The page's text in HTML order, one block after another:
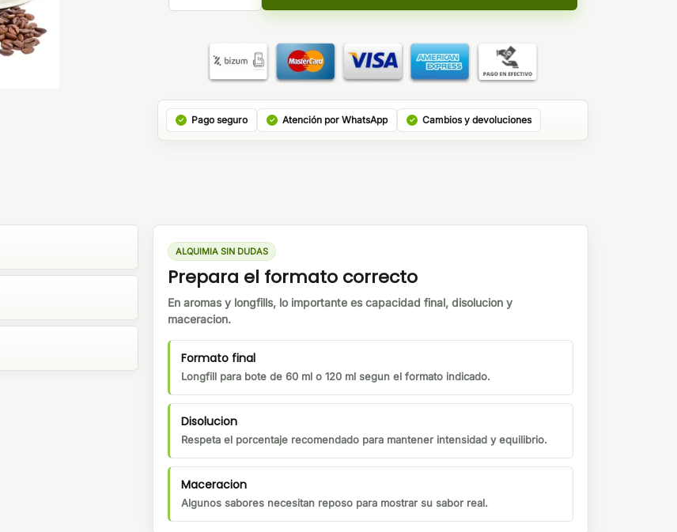
Pago seguro Atención por WhatsApp Cambios y devoluciones
ALQUIMIA SIN DUDAS
Prepara el formato correcto
En aromas y longfills, lo importante es capacidad final, disolucion y
maceracion.
Formato final
Longfill para bote de 60 ml o 120 ml segun el formato indicado.
Disolucion
Respeta el porcentaje recomendado para mantener intensidad y equilibrio.
Maceracion
Algunos sabores necesitan reposo para mostrar su sabor real.